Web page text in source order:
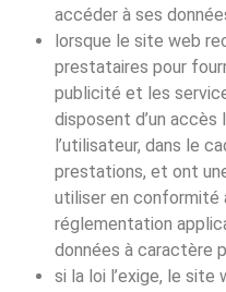
accéder à ses
lorsque le site web
prestataires pour
publicité et les
disposent d’un accès
l’utilisateur, dans le
prestations, et ont
utiliser en conformité
réglementation
données à caractère
si la loi l’exige, le